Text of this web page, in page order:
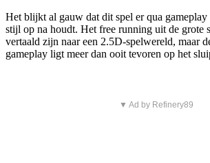
Het blijkt al gauw dat dit spel er qua gameplay
stijl op na houdt. Het free running uit de grote
vertaald zijn naar een 2.5D-spelwereld, maar
gameplay ligt meer dan ooit tevoren op het
▼ Ad by Refinery89